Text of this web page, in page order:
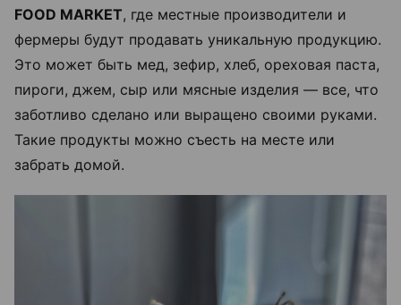
FOOD MARKET, где местные производители и
фермеры будут продавать уникальную продукцию.
Это может быть мед, зефир, хлеб, ореховая паста,
пироги, джем, сыр или мясные изделия — все, что
заботливо сделано или выращено своими руками.
Такие продукты можно съесть на месте или
забрать домой.